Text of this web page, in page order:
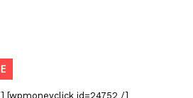
[wpmoneyclick id=24752 /]